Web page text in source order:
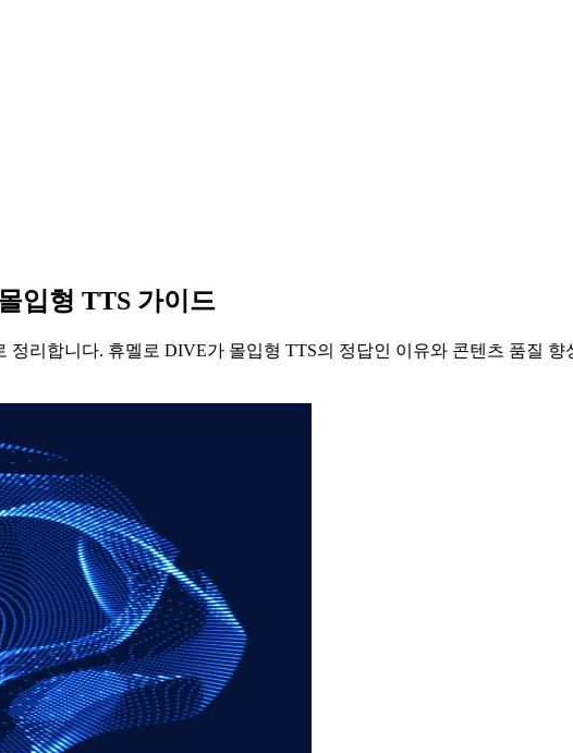
입형 TTS 가이드
리합니다. 휴멜로 DIVE가 몰입형 TTS의 정답인 이유와 콘텐츠 품질 향